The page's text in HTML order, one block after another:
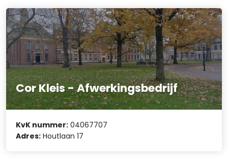
Cor Kleis - Afwerkingsbedrijf
KvK nummer: 04067707
Adres: Houtlaan 17